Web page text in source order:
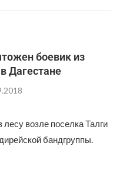
боевик из
Дагестане
возле поселка Талги
бандгруппы.